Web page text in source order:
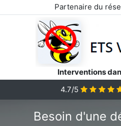
Partenaire du
Interventions
4.7/5
Besoin d'une